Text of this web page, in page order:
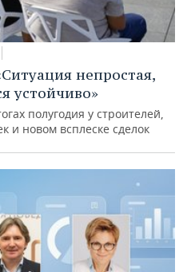
непростая,
устойчиво»
полугодия у строителей,
и новом всплеске сделок